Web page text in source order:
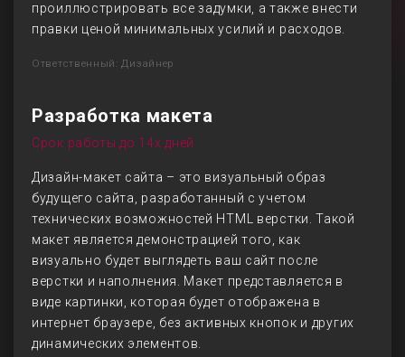
проиллюстрировать все задумки, а также внести
правки ценой минимальных усилий и расходов.
Ответственный: Дизайнер
Разработка макета
Срок работы до 14х дней
Дизайн-макет сайта – это визуальный образ
будущего сайта, разработанный с учетом
технических возможностей HTML верстки. Такой
макет является демонстрацией того, как
визуально будет выглядеть ваш сайт после
верстки и наполнения. Макет представляется в
виде картинки, которая будет отображена в
интернет браузере, без активных кнопок и других
динамических элементов.